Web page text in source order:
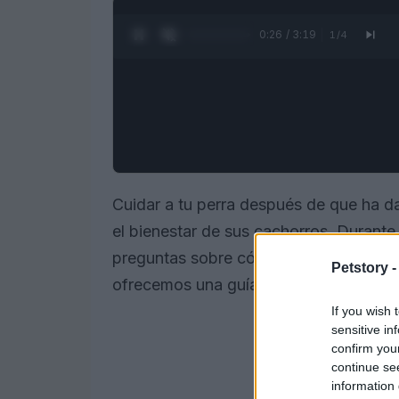
Petstory -
If you wish
sensitive
confirm
continue
information
0:28 / 3:19 1 /4
Cuidar a tu perra después de que ha
el bienestar de sus cachorros.
preguntas sobre cómo ayudar a tu
ofrecemos una guía completa sobre